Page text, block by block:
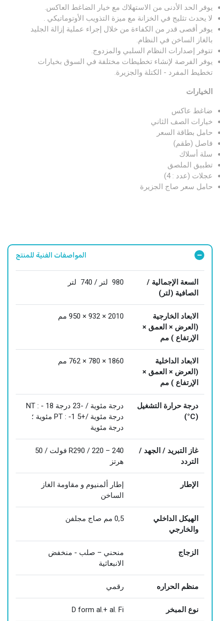
يوفر الحد الأدنى من الاستهلاك مع خيار الضاغط العاكس.
لا يحدث تثليج في الخزانة مع ميزة التذويب الأوتوماتيكي .
يوفر أقصى قدر من الكفاءة من خلال إجراء عملية إزالة الجليد
بالغاز الساخن في النظام.
تتوفر إصدارات النظام السلبي والمزدوج.
يوفر الفرصة لإنشاء تخطيطات مختلفة في السوق بخيارات
تخطيط المفرد - الكتلة والجزيرة.
الخيارات
ضاغط عاكس
خيارات الصف الثاني
حامل بطاقة السعر
فاصل (طقم)
سلة أسلاك
تطبيق الملصق
عجلات (عدد : 4)
حامل سعر صاج الجزيرة
المواصفات الفنية للمنتج
980 لتر / 740 لتر
السعة الإجمالية /
الصافية (لتر)
2010 × 932 × 950 مم
الابعاد الخارجية
(العرض × العمق ×
الإرتفاع ) مم
1860 × 780 × 762 مم
الابعاد الداخلية
(العرض × العمق ×
الإرتفاع ) مم
NT : - 18 درجة مئوية / -23 درجة
مئوية ؛ PT : -1 درجة مئوية /+5
درجة مئوية
درجة حرارة التشغيل
(°C)
R290 / 220 – 240 فولت / 50
هرتز
غاز التبريد / الجهد /
التردد
إطار ألمنيوم و مقاومة الغاز
الساخن
الإطار
0,5 مم صاج مجلفن
الهيكل الداخلي
والخارجي
منحني – صلب - منخفض
الانبعاثية
الزجاج
رقمي منظم الحراره
D form al.+ al. Fi نوع المبخر